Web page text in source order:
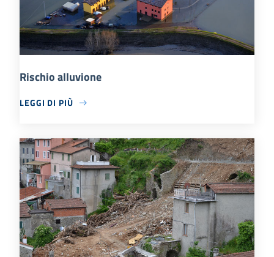
Rischio alluvione
LEGGI DI PIÙ